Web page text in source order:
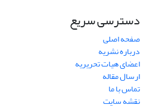
دسترسی سریع
صفحه اصلی
درباره نشریه
اعضای هیات تحریریه
ارسال مقاله
تماس با ما
نقشه سایت